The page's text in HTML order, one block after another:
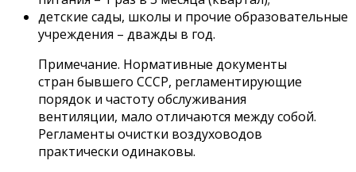
детские сады, школы и прочие образовательные
учреждения – дважды в год.
Примечание. Нормативные документы
стран бывшего СССР, регламентирующие
порядок и частоту обслуживания
вентиляции, мало отличаются между собой.
Регламенты очистки воздуховодов
практически одинаковы.